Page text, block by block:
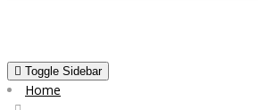
Toggle Sidebar
Home